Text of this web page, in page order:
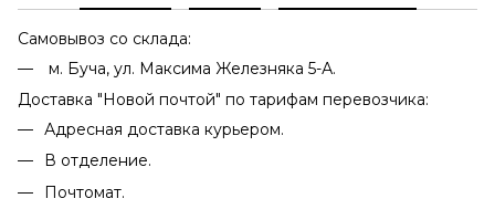
Самовывоз со склада:
м. Буча, ул. Максима Железняка 5-А.
Доставка "Новой почтой" по тарифам перевозчика:
Адресная доставка курьером.
В отделение.
Почтомат.